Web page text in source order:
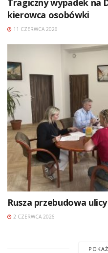
Tragiczny wypadek na
kierowca osobówki
11 CZERWCA 2026
Rusza przebudowa
2 CZERWCA 2026